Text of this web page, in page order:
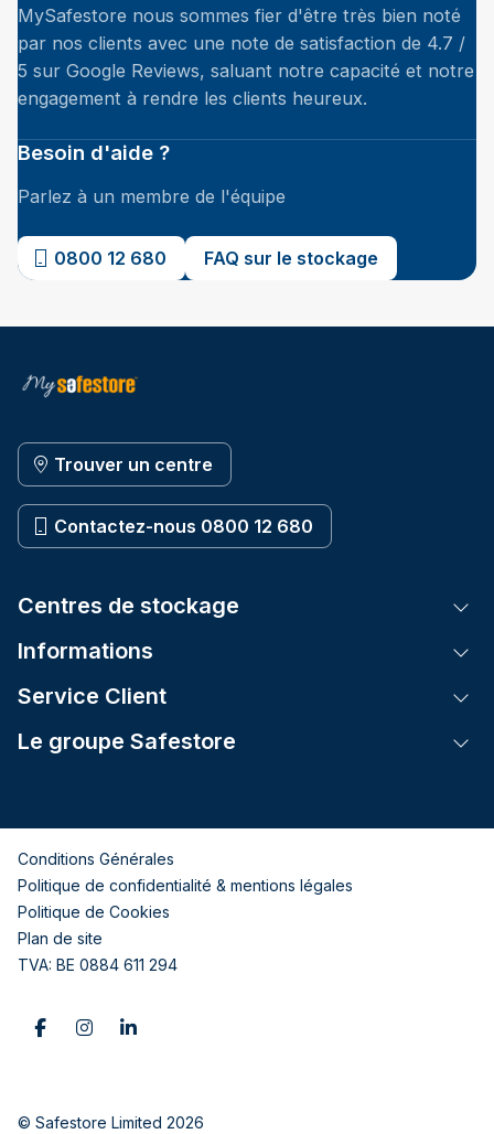
MySafestore nous sommes fier d'être très bien noté
par nos clients avec une note de satisfaction de 4.7 /
5 sur Google Reviews, saluant notre capacité et notre
engagement à rendre les clients heureux.
Besoin d'aide ?
Parlez à un membre de l'équipe
0800 12 680 FAQ sur le stockage
Trouver un centre
Contactez-nous 0800 12 680
Centres de stockage
Informations
Service Client
Le groupe Safestore
Conditions Générales
Politique de confidentialité & mentions légales
Politique de Cookies
Plan de site
TVA: BE 0884 611 294
© Safestore Limited 2026